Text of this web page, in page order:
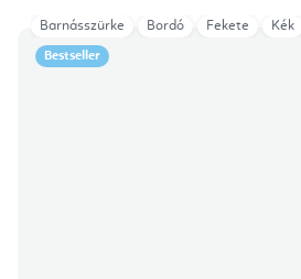
Bestseller
Barnásszürke Bordó Fekete Kék